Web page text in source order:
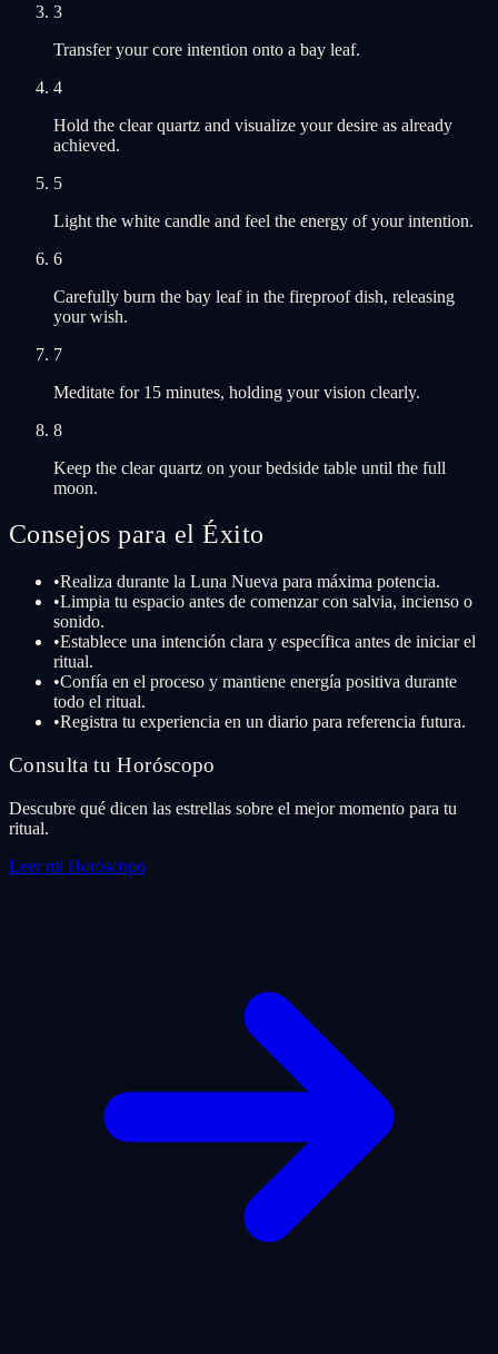
3
Transfer your core intention onto a bay leaf.
4
Hold the clear quartz and visualize your desire as already
achieved.
5
Light the white candle and feel the energy of your intention.
6
Carefully burn the bay leaf in the fireproof dish, releasing
your wish.
7
Meditate for 15 minutes, holding your vision clearly.
8
Keep the clear quartz on your bedside table until the full
moon.
Consejos para el Éxito
•Realiza durante la Luna Nueva para máxima potencia.
•Limpia tu espacio antes de comenzar con salvia, incienso o
sonido.
•Establece una intención clara y específica antes de iniciar el
ritual.
•Confía en el proceso y mantiene energía positiva durante
todo el ritual.
•Registra tu experiencia en un diario para referencia futura.
Consulta tu Horóscopo
Descubre qué dicen las estrellas sobre el mejor momento para tu
ritual.
Leer mi Horóscopo